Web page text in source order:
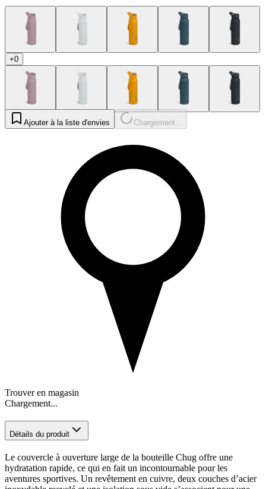
+0
Ajouter à la liste d'envies Chargement...
Trouver en magasin
Chargement...
Détails du produit
Le couvercle à ouverture large de la bouteille Chug offre une
hydratation rapide, ce qui en fait un incontournable pour les
aventures sportives. Un revêtement en cuivre, deux couches d’acier